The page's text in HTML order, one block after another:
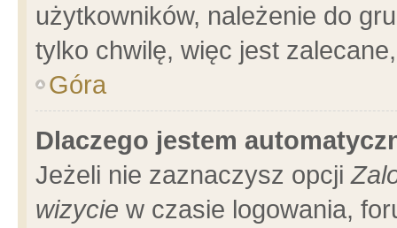
użytkowników, należenie do
tylko chwilę, więc jest
Góra
Dlaczego jestem
Jeżeli nie zaznaczysz opcji
wizycie w czasie logowania,